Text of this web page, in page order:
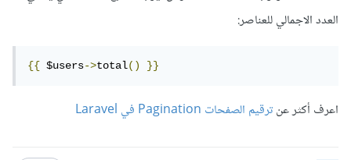
العدد الاجمالي للعناصر:
{{ $users->total() }}
اعرف أكثر عنترقيم الصفحات Pagination في Laravel